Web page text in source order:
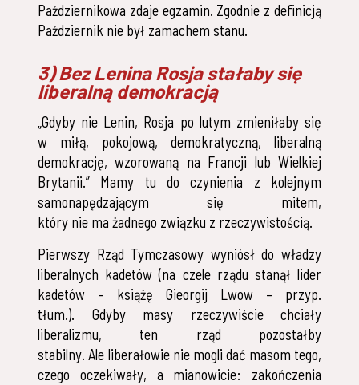
Październikowa zdaje egzamin. Zgodnie z definicją
Październik nie był zamachem stanu.
3) Bez Lenina Rosja stałaby się
liberalną demokracją
„Gdyby nie Lenin, Rosja po lutym zmieniłaby się
w miłą, pokojową, demokratyczną, liberalną
demokrację, wzorowaną na Francji lub Wielkiej
Brytanii.” Mamy tu do czynienia z kolejnym
samonapędzającym się mitem,
który nie ma żadnego związku z rzeczywistością.
Pierwszy Rząd Tymczasowy wyniósł do władzy
liberalnych kadetów (na czele rządu stanął lider
kadetów – książę Gieorgij Lwow – przyp.
tłum.). Gdyby masy rzeczywiście chciały
liberalizmu, ten rząd pozostałby
stabilny. Ale liberałowie nie mogli dać masom tego,
czego oczekiwały, a mianowicie: zakończenia